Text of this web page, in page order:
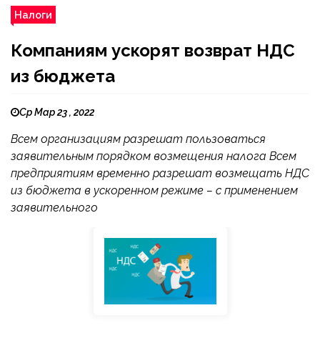
Налоги
Компаниям ускорят возврат НДС
из бюджета
Ср Мар 23 , 2022
Всем организациям разрешат пользоваться
заявительным порядком возмещения налога Всем
предприятиям временно разрешат возмещать НДС
из бюджета в ускоренном режиме – с применением
заявительного